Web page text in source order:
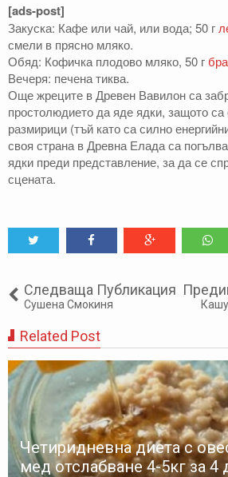
[ads-post]
Закуска: Кафе или чай, или вода; 50 г
смели в прясно мляко.
Обяд: Кофичка плодово мляко, 50 г
Вечеря: печена тиква.
Още жреците в Древен Вавилон са
простолюдието да яде ядки, защото са
размирици (тъй като са силно
своя страна в Древна Елада са
ядки преди представление, за да се
сцената.
Следваща Публикация
Сушена Смокиня
Related Post
Четиридневна диета с
мед отслабване 4-5кг за 4